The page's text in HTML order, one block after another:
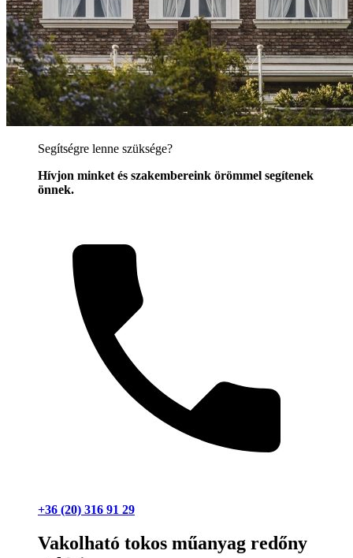
Segítségre lenne szüksége?
Hívjon minket és szakembereink örömmel segítenek
önnek.
+36 (20) 316 91 29
Vakolható tokos műanyag redőny